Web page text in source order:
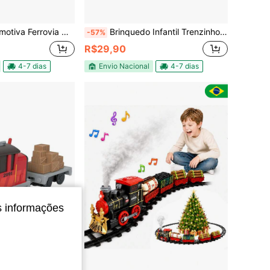
Com Luz Fácil De Montar
4-7 dias
-57% Brinquedo Infantil Trenzinho Locomotiva 3 Vagões Com Animais Elétrico Zoológico
R$29,90
Envio Nacional 4-7 dias
informações